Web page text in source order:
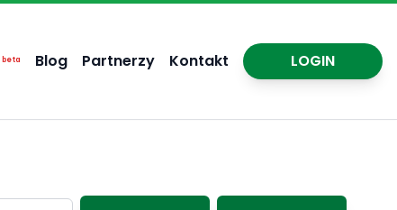
beta Blog Partnerzy Kontakt LOGIN